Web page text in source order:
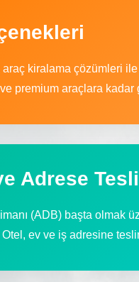
araç kiralama çözümleri
premium araçlara
Adrese
(ADB) başta olmak
Otel, ev ve iş adresine